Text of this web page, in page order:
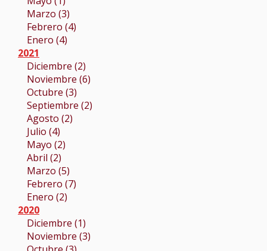
Marzo (3)
Febrero (4)
Enero (4)
2021
Diciembre (2)
Noviembre (6)
Octubre (3)
Septiembre (2)
Agosto (2)
Julio (4)
Mayo (2)
Abril (2)
Marzo (5)
Febrero (7)
Enero (2)
2020
Diciembre (1)
Noviembre (3)